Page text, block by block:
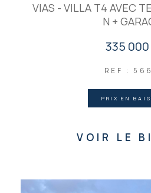
VIAS - VILLA T4 AVEC
N +
335
REF :
PRIX EN
VOIR LE